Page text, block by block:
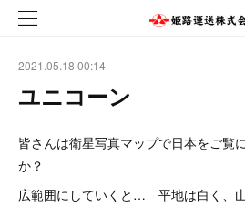
2021.05.18 00:14
ユニコーン
皆さんは衛星写真マップで日本をご覧
か？
広範囲にしていくと… 平地は白く、